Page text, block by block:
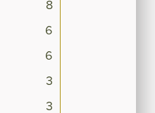
8
6
6
3
3